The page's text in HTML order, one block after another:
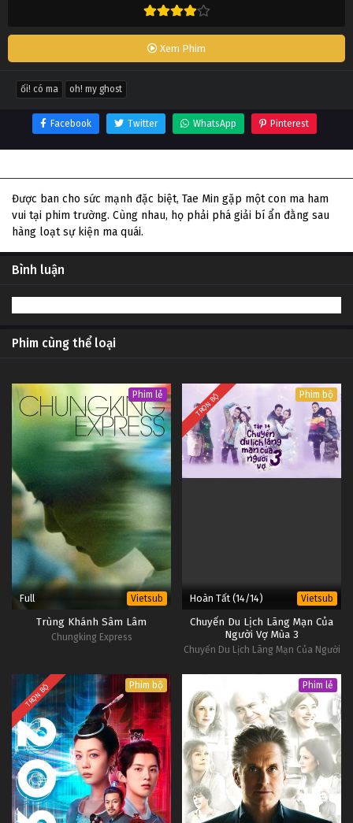
Xem Phim
ối! có ma oh! my ghost
Facebook Twitter WhatsApp Pinterest
Được ban cho sức mạnh đặc biệt, Tae Min gặp một con ma ham
vui tại phim trường. Cùng nhau, họ phải phá giải bí ẩn đằng sau
hàng loạt sự kiện ma quái.
Bình luận
Phim cùng thể loại
Phim lẻ
Full Vietsub
Trùng Khánh Sâm Lâm
Chungking Express
TRỌN BỘ Phim bộ
Hoàn Tất (14/14) Vietsub
Chuyến Du Lịch Lãng Mạn Của
Người Vợ Mùa 3
Chuyến Du Lịch Lãng Mạn Của Người
TRỌN BỘ Phim bộ Phim lẻ